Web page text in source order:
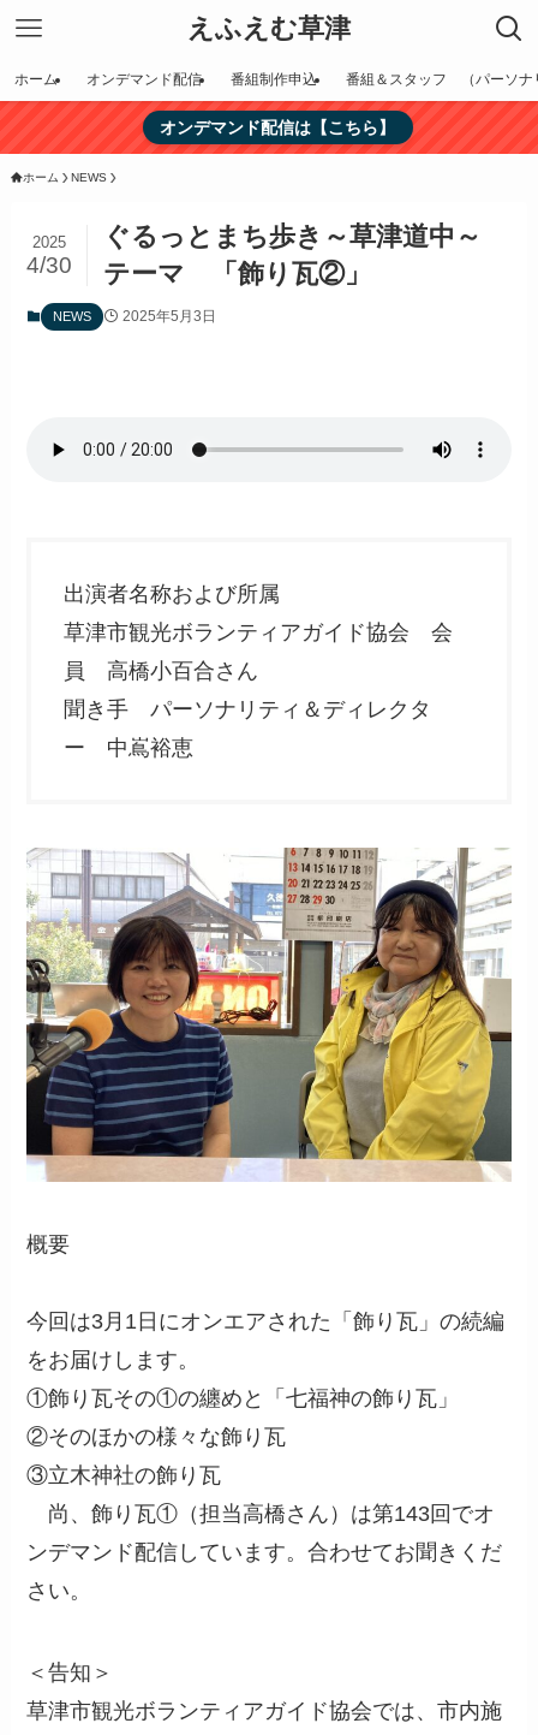
えふえむ草津
ホーム オンデマンド配信 番組制作申込 番組＆スタッフ （パーソナ
オンデマンド配信は【こちら】
ホーム NEWS
ぐるっとまち歩き～草津道中～
テーマ 「飾り瓦②」
2025
4/30
NEWS 2025年5月3日
出演者名称および所属
草津市観光ボランティアガイド協会 会
員 高橋小百合さん
聞き手 パーソナリティ＆ディレクタ
ー 中嶌裕恵
概要
今回は3月1日にオンエアされた「飾り瓦」の続編
をお届けします。
①飾り瓦その①の纏めと「七福神の飾り瓦」
②そのほかの様々な飾り瓦
③立木神社の飾り瓦
尚、飾り瓦①（担当高橋さん）は第143回でオ
ンデマンド配信しています。合わせてお聞きくだ
さい。
＜告知＞
草津市観光ボランティアガイド協会では、市内施